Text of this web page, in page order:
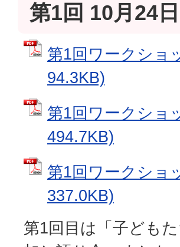
第1回 10月24
第1回ワークショ
94.3KB)
第1回ワークショ
494.7KB)
第1回ワークショ
337.0KB)
第1回目は「子ども